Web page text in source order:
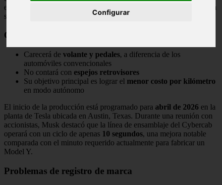
Configurar
esperado robotaxi Cybercab, un vehículo eléctrico autónomo que ha
sido ampliamente promocionado.
Características del Cybercab
Carecerá de volante y pedales, a diferencia de los
automóviles convencionales
No contará con espejos retrovisores
Su objetivo principal es lograr el menor costo por kilómetro
en modo autónomo
El inicio de la producción está programado para abril de 2026 en la
planta de Tesla ubicada en Austin, Texas. Durante una reunión con
accionistas, Musk destacó que la línea de ensamblaje del Cybercab
operará con un ciclo de apenas 10 segundos, una mejora notable
comparada con el minuto requerido actualmente para fabricar un
Model Y.
Problemas de registro de marca